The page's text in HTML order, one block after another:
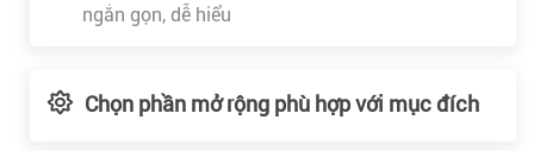
ngắn gọn, dễ hiểu
Chọn phần mở rộng phù hợp với mục đích